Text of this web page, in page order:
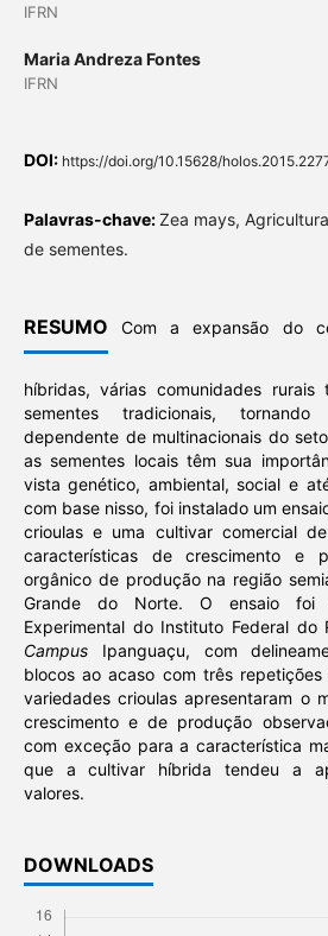
IFRN
Maria Andreza Fontes
IFRN
DOI: https://doi.org/10.15628/
Palavras-chave:Zea mays,
de sementes.
RESUMO Com a expansão do
híbridas, várias comunidades rurais
sementes tradicionais,
dependente de multinacionais do
as sementes locais têm sua
vista genético, ambiental, social e
com base nisso, foi instalado um
crioulas e uma cultivar comercial
características de crescimento e
orgânico de produção na região
Grande do Norte. O ensaio foi
Experimental do Instituto Federal
CampusIpanguaçu, com
blocos ao acaso com três
variedades crioulas apresentaram o
crescimento e de produção
com exceção para a característica
que a cultivar híbrida tendeu a
valores.
DOWNLOADS